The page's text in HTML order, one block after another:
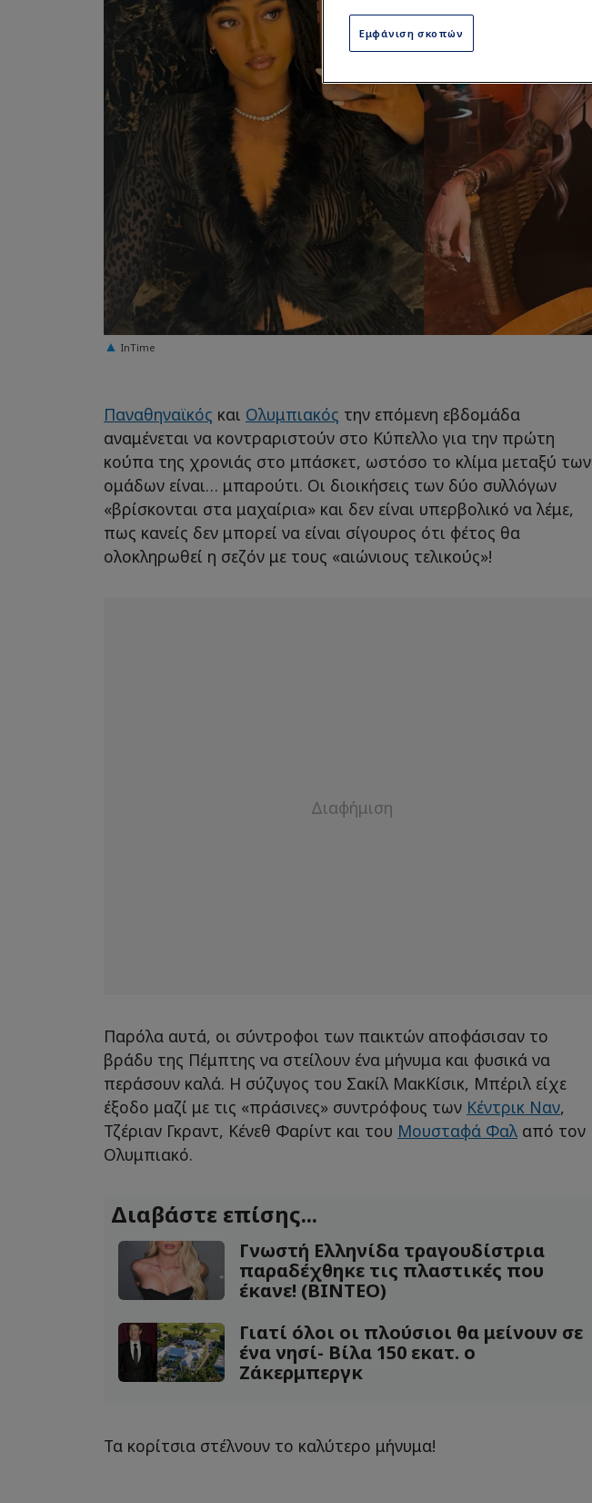
InTime
Παναθηναϊκός και Ολυμπιακός την επόμενη εβδομάδα
αναμένεται να κοντραριστούν στο Κύπελλο για την πρώτη
κούπα της χρονιάς στο μπάσκετ, ωστόσο το κλίμα μεταξύ των
ομάδων είναι… μπαρούτι. Οι διοικήσεις των δύο συλλόγων
«βρίσκονται στα μαχαίρια» και δεν είναι υπερβολικό να λέμε,
πως κανείς δεν μπορεί να είναι σίγουρος ότι φέτος θα
ολοκληρωθεί η σεζόν με τους «αιώνιους τελικούς»!
Παρόλα αυτά, οι σύντροφοι των παικτών αποφάσισαν το
βράδυ της Πέμπτης να στείλουν ένα μήνυμα και φυσικά να
περάσουν καλά. Η σύζυγος του Σακίλ ΜακΚίσικ, Μπέριλ είχε
έξοδο μαζί με τις «πράσινες» συντρόφους των Κέντρικ Ναν,
Τζέριαν Γκραντ, Κένεθ Φαρίντ και του Μουσταφά Φαλ από τον
Ολυμπιακό.
Διαβάστε επίσης...
Γνωστή Ελληνίδα τραγουδίστρια
παραδέχθηκε τις πλαστικές που
έκανε! (ΒΙΝΤΕΟ)
Γιατί όλοι οι πλούσιοι θα μείνουν σε
ένα νησί- Βίλα 150 εκατ. ο
Ζάκερμπεργκ
Τα κορίτσια στέλνουν το καλύτερο μήνυμα!
Εμφάνιση σκοπών